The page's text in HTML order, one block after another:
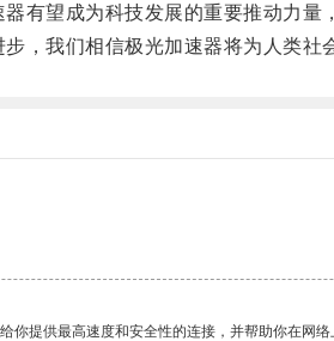
望成为科技发展的重要推动力量
我们相信极光加速器将为人类社
你提供最高速度和安全性的连接，并帮助你在网络